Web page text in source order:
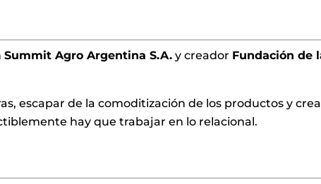
Summit Agro Argentina S.A. y creador Fundación de
escapar de la comoditización de los productos y
hay que trabajar en lo relacional.